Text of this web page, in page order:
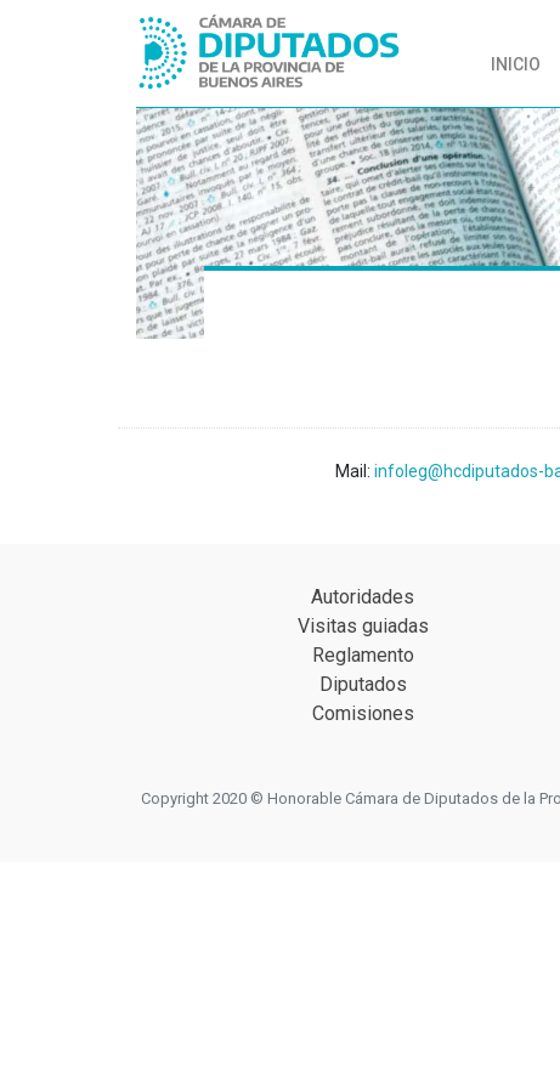
INICIO
Mail: infoleg@hcdiputados-
Autoridades
Visitas guiadas
Reglamento
Diputados
Comisiones
Copyright 2020 © Honorable Cámara de Diputados de la